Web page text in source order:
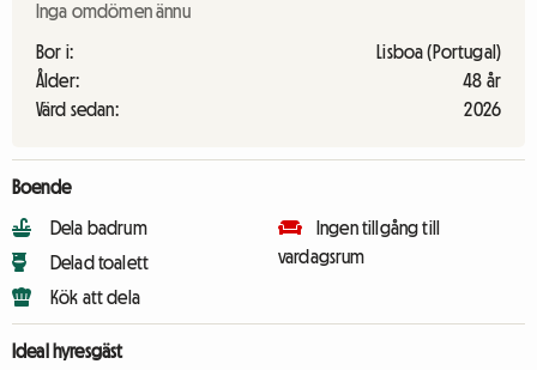
Inga omdömen ännu
Bor i:
Lisboa (Portugal)
Ålder:
48 år
Värd sedan:
2026
Boende
Dela badrum
Delad toalett
Kök att dela
Ingen tillgång till
vardagsrum
Ideal hyresgäst